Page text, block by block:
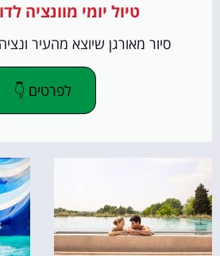
טיול יומי מוונציה
סיור מאורגן שיוצא מהעיר
לפרטים 👇